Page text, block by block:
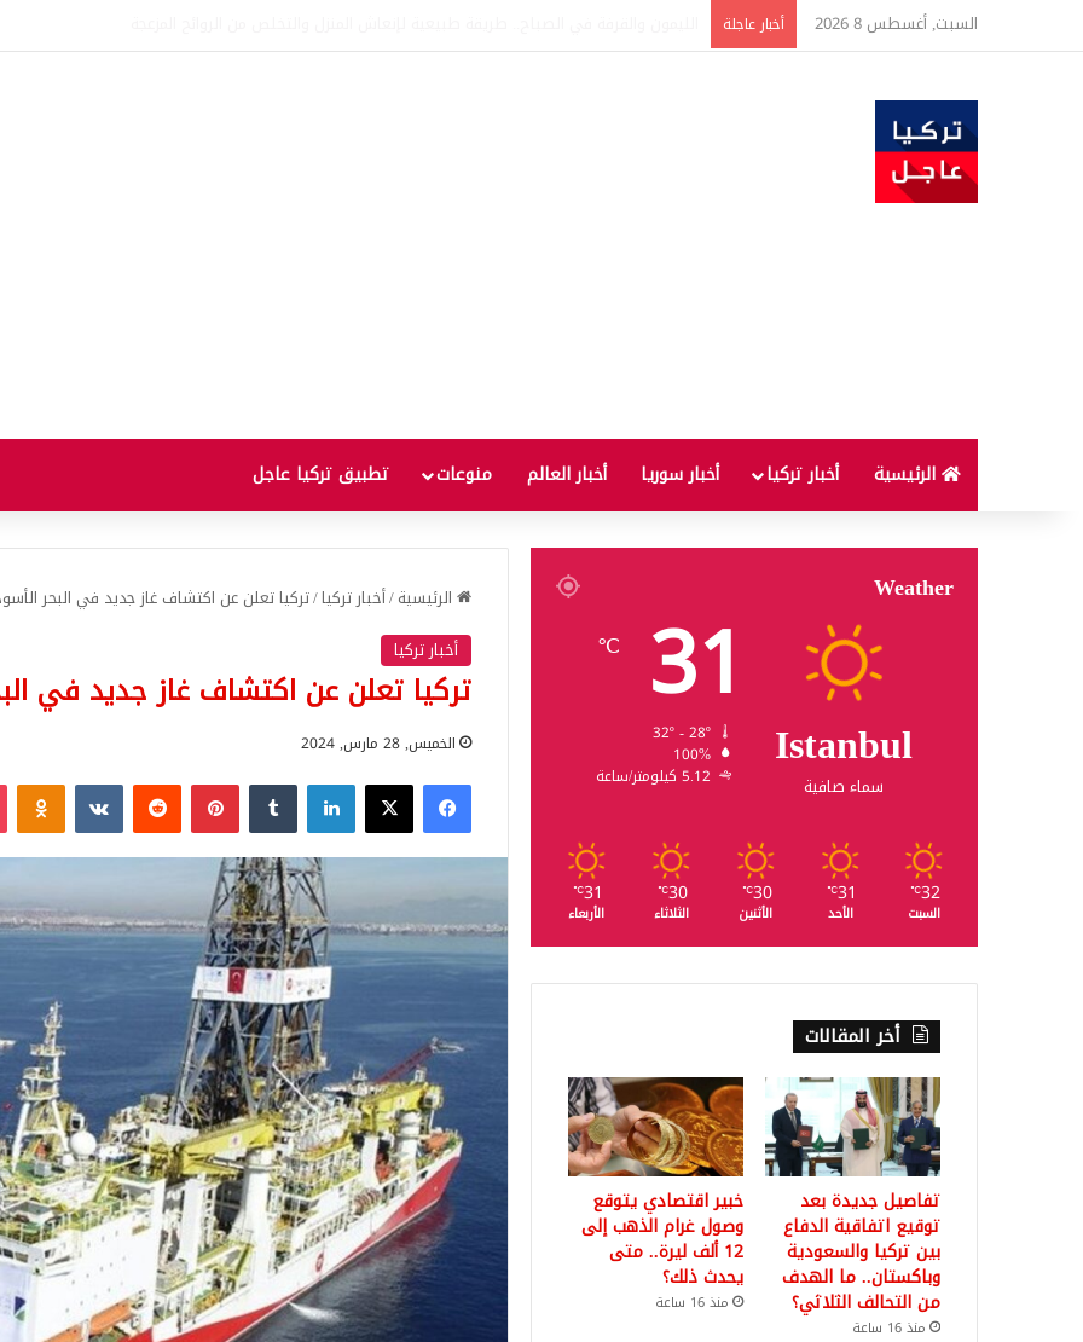
السبت, أغسطس 8 2026 أخبار عاجلة
الرئيسية أخبار تركيا أخبار سوريا أخبار العالم منوعات تطبيق تركيا عاجل
الرئيسية/أخبار تركيا/تركيا تعلن عن اكتشاف غاز جديد في البحر
أخبار تركيا
تركيا تعلن عن اكتشاف غاز جديد في
الخميس, 28 مارس, 2024
فيسبوك‫X لينكدإن بينتيريست
Weather
Istanbul
سماء صافية
31
℃
100%
5.12 كيلومتر/ساعة
32
℃
السبت
31
℃
الأحد
30
℃
الأثنين
30
℃
الثلاثاء
31
℃
الأربعاء
أخر المقالات
تفاصيل جديدة بعد
توقيع اتفاقية الدفاع
بين تركيا والسعودية
وباكستان.. ما الهدف
من التحالف الثلاثي؟
منذ 16 ساعة
خبير اقتصادي يتوقع
وصول غرام الذهب إلى
12 ألف ليرة.. متى
يحدث ذلك؟
منذ 16 ساعة